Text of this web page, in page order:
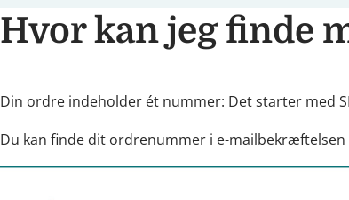
Hvor kan jeg finde
Din ordre indeholder ét nummer: Det starter med
Du kan finde dit ordrenummer i e-